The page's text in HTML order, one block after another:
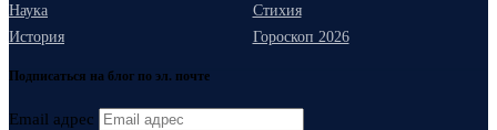
Наука
Стихия
История
Гороскоп 2026
Подписаться на блог по эл. почте
Email адрес